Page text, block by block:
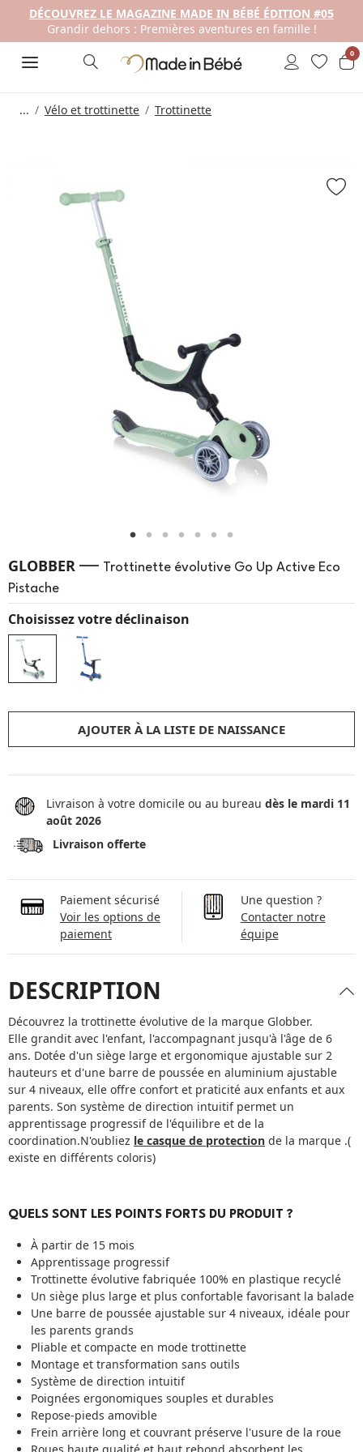
DÉCOUVREZ LE MAGAZINE MADE IN BÉBÉ ÉDITION #05
Grandir dehors : Premières aventures en famille !
0
... Vélo et trottinette Trottinette
GLOBBER — Trottinette évolutive Go Up Active Eco
Pistache
Choisissez votre déclinaison
AJOUTER À LA LISTE DE NAISSANCE
Livraison à votre domicile ou au bureau dès le mardi 11
août 2026
Livraison offerte
Paiement sécurisé
Voir les options de
paiement
Une question ?
Contacter notre
équipe
DESCRIPTION
Découvrez la trottinette évolutive de la marque Globber.
Elle grandit avec l'enfant, l'accompagnant jusqu'à l'âge de 6
ans. Dotée d'un siège large et ergonomique ajustable sur 2
hauteurs et d'une barre de poussée en aluminium ajustable
sur 4 niveaux, elle offre confort et praticité aux enfants et aux
parents. Son système de direction intuitif permet un
apprentissage progressif de l'équilibre et de la
coordination.N'oubliez le casque de protection de la marque .(
existe en différents coloris)
QUELS SONT LES POINTS FORTS DU PRODUIT ?
À partir de 15 mois
Apprentissage progressif
Trottinette évolutive fabriquée 100% en plastique recyclé
Un siège plus large et plus confortable favorisant la balade
Une barre de poussée ajustable sur 4 niveaux, idéale pour
les parents grands
Pliable et compacte en mode trottinette
Montage et transformation sans outils
Système de direction intuitif
Poignées ergonomiques souples et durables
Repose-pieds amovible
Frein arrière long et couvrant préserve l'usure de la roue